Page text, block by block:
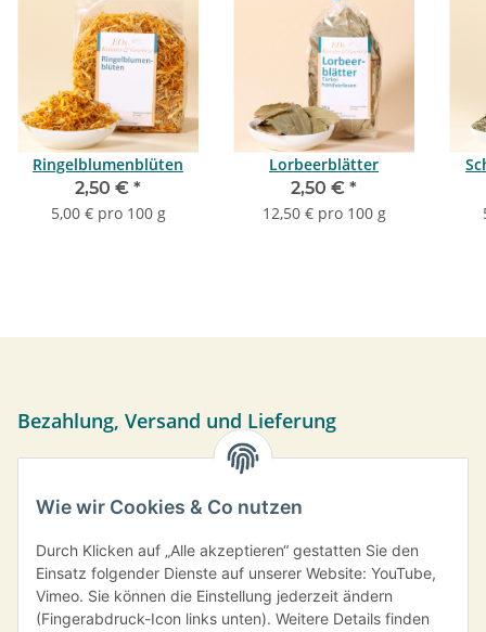
Ringelblumenblüten
2,50 € *
5,00 € pro 100 g
Lorbeerblätter
2,50 € *
12,50 € pro 100 g
Bezahlung, Versand und Lieferung
Sie können per Vorkasse, PayPal oder bei Abholung bar
übermittelt.
Versand frei ab einem Bestellwert von 35,- € innerhalb
Deutschlands.
Information
Wie wir Cookies & Co nutzen
Durch Klicken auf „Alle akzeptieren“ gestatten Sie den
Einsatz folgender Dienste auf unserer Website: YouTube,
Vimeo. Sie können die Einstellung jederzeit ändern
(Fingerabdruck-Icon links unten). Weitere Details finden